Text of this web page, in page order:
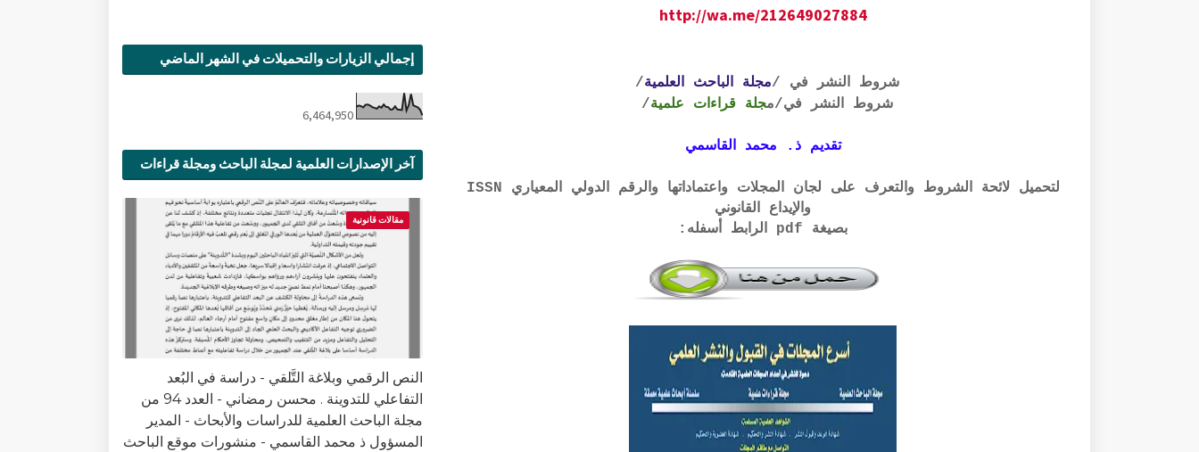
http://wa.me/212649027884
شروط النشر في /مجلة الباحث العلمية/
شروط النشر في/مجلة قراءات علمية/
تقديم ذ. محمد القاسمي
لتحميل لائحة الشروط والتعرف على لجان المجلات واعتماداتها والرقم الدولي المعياري ISSN
والإيداع القانوني
بصيغة pdf الرابط أسفله:
إجمالي الزيارات والتحميلات في الشهر الماضي
6,464,950
آخر الإصدارات العلمية لمجلة الباحث ومجلة قراءات
مقالات قانونية
النص الرقمي وبلاغة التَّلقي - دراسة في البُعد
التفاعلي للتدوينة . محسن رمضاني - العدد 94 من
مجلة الباحث العلمية للدراسات والأبحاث - المدير
المسؤول ذ محمد القاسمي - منشورات موقع الباحث